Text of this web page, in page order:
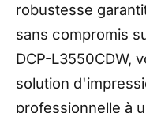
robustesse
sans compromis
DCP-L3550CDW,
solution
professionnelle à